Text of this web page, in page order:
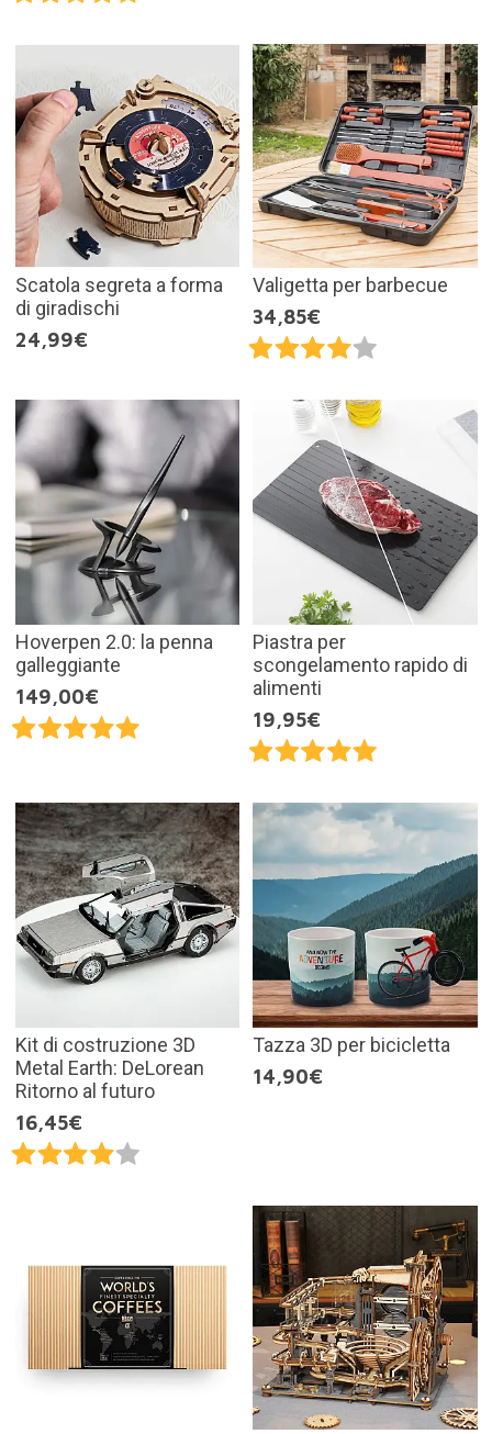
Scatola segreta a forma
di giradischi
24,99€
Valigetta per barbecue
34,85€
Hoverpen 2.0: la penna
galleggiante
149,00€
Piastra per
scongelamento rapido di
alimenti
19,95€
Kit di costruzione 3D
Metal Earth: DeLorean
Ritorno al futuro
16,45€
Tazza 3D per bicicletta
14,90€